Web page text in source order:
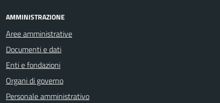
AMMINISTRAZIONE
Aree amministrative
Documenti e dati
Enti e fondazioni
Organi di governo
Personale amministrativo